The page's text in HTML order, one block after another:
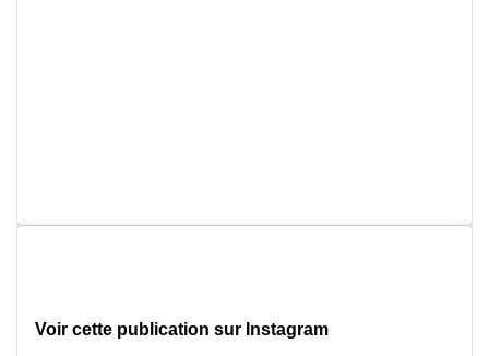
Voir cette publication sur Instagram